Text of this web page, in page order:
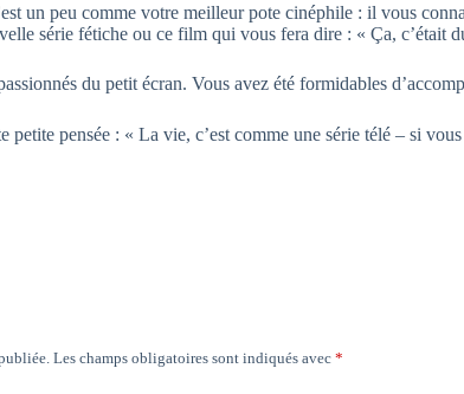
un peu comme votre meilleur pote cinéphile : il vous
série fétiche ou ce film qui vous fera dire : « Ça, c’était
du petit écran. Vous avez été formidables
petite pensée : « La vie, c’est comme une série télé – si
Les champs obligatoires sont indiqués avec *